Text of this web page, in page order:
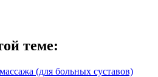
теме:
(для больных суставов)